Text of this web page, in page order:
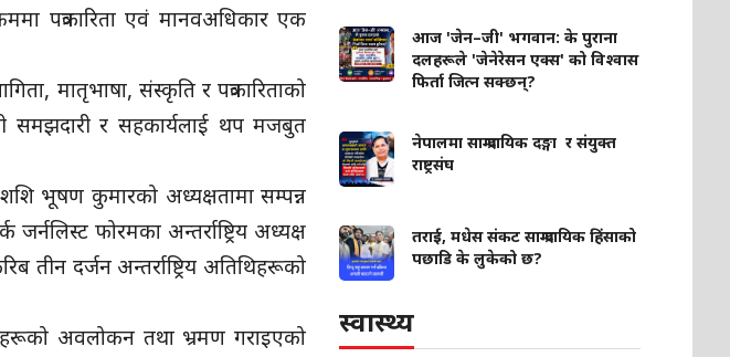
पत्रकारिता एवं मानवअधिकार एक
मातृभाषा, संस्कृति र पत्रकारिताको
समझदारी र सहकार्यलाई थप मजबुत
भूषण कुमारको अध्यक्षतामा सम्पन्न
जर्नलिस्ट फोरमका अन्तर्राष्ट्रिय अध्यक्ष
तीन दर्जन अन्तर्राष्ट्रिय अतिथिहरूको
अवलोकन तथा भ्रमण गराइएको
आज 'जेन–जी' भगवान: के पुराना
दलहरूले 'जेनेरेसन एक्स' को विश्वास
फिर्ता जित्न सक्छन्?
नेपालमा साम्प्रदायिक दङ्गा र संयुक्त
राष्ट्रसंघ
तराई, मधेस संकट साम्प्रदायिक हिंसाको
पछाडि के लुकेको छ?
स्वास्थ्य